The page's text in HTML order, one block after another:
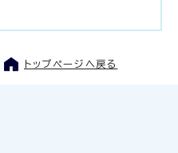
トップページへ戻る